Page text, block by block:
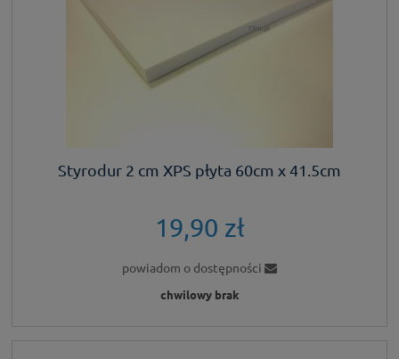
Styrodur 2 cm XPS płyta 60cm x 41.5cm
19,90 zł
powiadom o dostępności
chwilowy brak